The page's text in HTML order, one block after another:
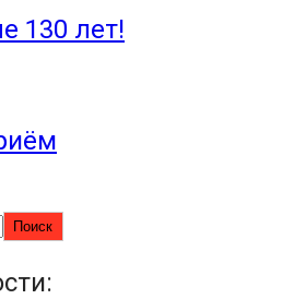
130 лет!
Поиск